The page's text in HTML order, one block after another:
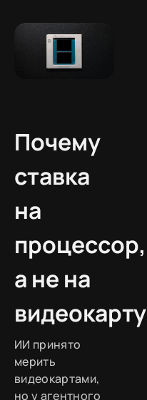
Почему
ставка
на
процессор,
а не на
видеокарту
ИИ принято
мерить
видеокартами,
но у агентного